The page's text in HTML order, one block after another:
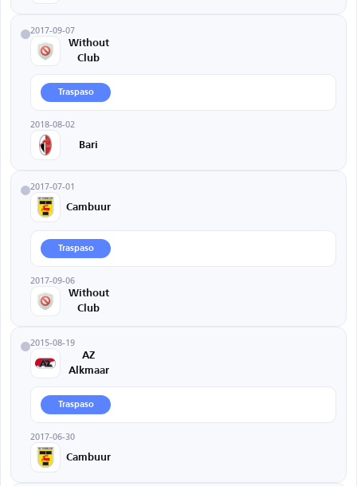
2017-09-07
Without
Club
Traspaso
2018-08-02
Bari
2017-07-01
Cambuur
Traspaso
2017-09-06
Without
Club
2015-08-19
AZ
Alkmaar
Traspaso
2017-06-30
Cambuur